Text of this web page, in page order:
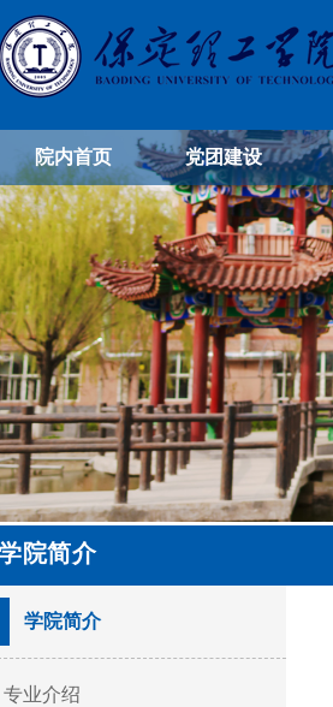
院内首页 党团建设
院简介
学院简介
专业介绍